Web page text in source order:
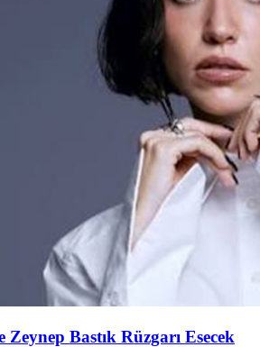
Bastık Rüzgarı Esecek